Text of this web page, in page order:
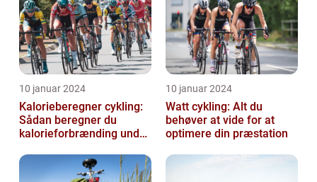
10 januar 2024
Kalorieberegner cykling:
Sådan beregner du
kalorieforbrænding under
10 januar 2024
Watt cykling: Alt du
behøver at vide for at
optimere din præstation